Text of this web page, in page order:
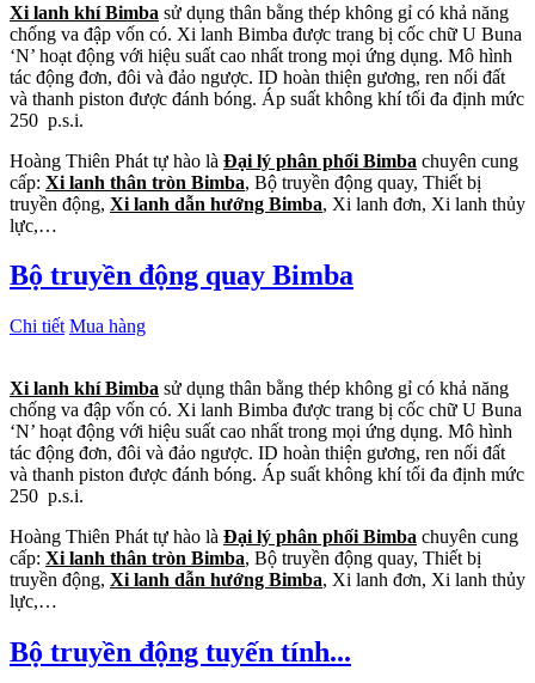
Xi lanh khí Bimba sử dụng thân bằng thép không gỉ có khả năng
chống va đập vốn có. Xi lanh Bimba được trang bị cốc chữ U Buna
‘N’ hoạt động với hiệu suất cao nhất trong mọi ứng dụng. Mô hình
tác động đơn, đôi và đảo ngược. ID hoàn thiện gương, ren nối đất
và thanh piston được đánh bóng. Áp suất không khí tối đa định mức
250 p.s.i.
Hoàng Thiên Phát tự hào là Đại lý phân phối Bimba chuyên cung
cấp: Xi lanh thân tròn Bimba, Bộ truyền động quay, Thiết bị
truyền động, Xi lanh dẫn hướng Bimba, Xi lanh đơn, Xi lanh thủy
lực,…
Bộ truyền động quay Bimba
Chi tiết Mua hàng
Xi lanh khí Bimba sử dụng thân bằng thép không gỉ có khả năng
chống va đập vốn có. Xi lanh Bimba được trang bị cốc chữ U Buna
‘N’ hoạt động với hiệu suất cao nhất trong mọi ứng dụng. Mô hình
tác động đơn, đôi và đảo ngược. ID hoàn thiện gương, ren nối đất
và thanh piston được đánh bóng. Áp suất không khí tối đa định mức
250 p.s.i.
Hoàng Thiên Phát tự hào là Đại lý phân phối Bimba chuyên cung
cấp: Xi lanh thân tròn Bimba, Bộ truyền động quay, Thiết bị
truyền động, Xi lanh dẫn hướng Bimba, Xi lanh đơn, Xi lanh thủy
lực,…
Bộ truyền động tuyến tính...